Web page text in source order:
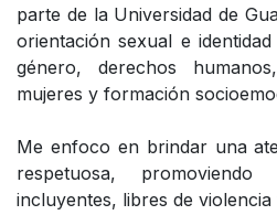
parte de la Universidad de
orientación sexual e
género, derechos
mujeres y formación
Me enfoco en brindar una
respetuosa,
incluyentes, libres de violencia